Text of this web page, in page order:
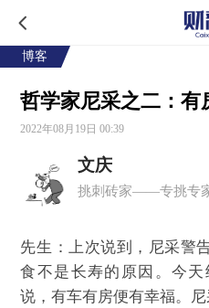
博客
哲学家尼采之二：有
2022年08月19日 00:39
文庆
先生：上次说到，尼采警
食不是长寿的原因。今
说，有车有房便有幸福。尼